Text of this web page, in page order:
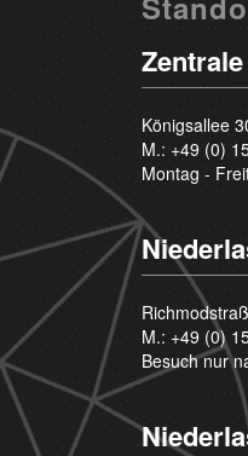
Königsallee
M.: +49 (0)
Montag -
M.: +49 (0)
Besuch nur